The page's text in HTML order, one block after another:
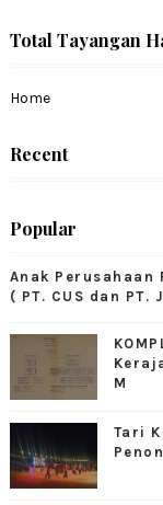
Total Tayangan
Home
Recent
Popular
Anak Perusahaan
( PT. CUS dan
M
Tari